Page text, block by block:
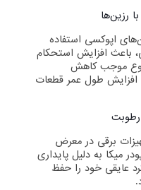
رزین‌ها
اپوکسی استفاده
باعث افزایش استحکام
موجب کاهش
افزایش طول عمر قطعات
رطوبت
برقی در معرض
میکا به دلیل پایداری
عایقی خود را حفظ